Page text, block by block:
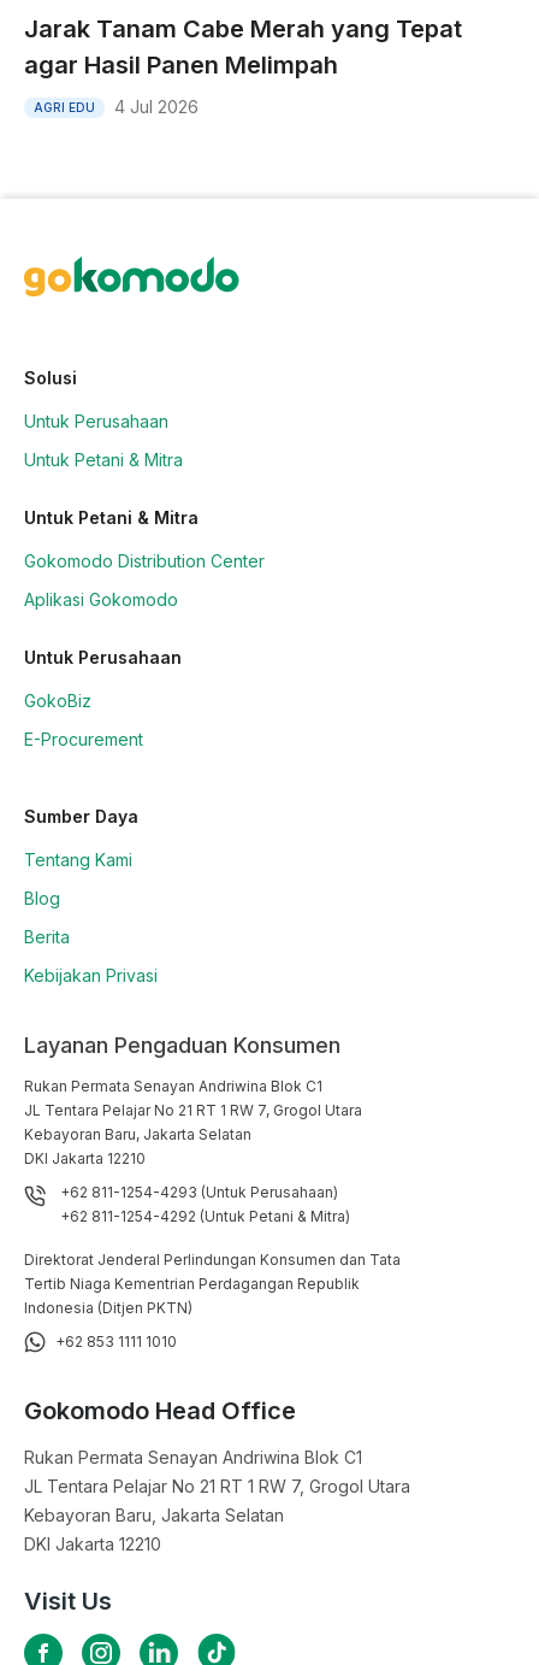
Jarak Tanam Cabe Merah yang Tepat
agar Hasil Panen Melimpah
AGRI EDU 4 Jul 2026
Solusi
Untuk Perusahaan
Untuk Petani & Mitra
Untuk Petani & Mitra
Gokomodo Distribution Center
Aplikasi Gokomodo
Untuk Perusahaan
GokoBiz
E-Procurement
Sumber Daya
Tentang Kami
Blog
Berita
Kebijakan Privasi
Layanan Pengaduan Konsumen
Rukan Permata Senayan Andriwina Blok C1
JL Tentara Pelajar No 21 RT 1 RW 7, Grogol Utara
Kebayoran Baru, Jakarta Selatan
DKI Jakarta 12210
+62 811-1254-4293 (Untuk Perusahaan)
+62 811-1254-4292 (Untuk Petani & Mitra)
Direktorat Jenderal Perlindungan Konsumen dan Tata
Tertib Niaga Kementrian Perdagangan Republik
Indonesia (Ditjen PKTN)
+62 853 1111 1010
Gokomodo Head Office
Rukan Permata Senayan Andriwina Blok C1
JL Tentara Pelajar No 21 RT 1 RW 7, Grogol Utara
Kebayoran Baru, Jakarta Selatan
DKI Jakarta 12210
Visit Us